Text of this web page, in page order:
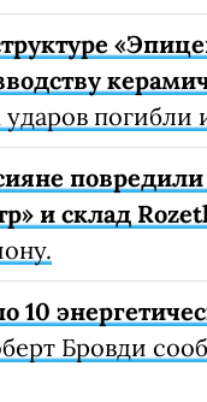
погибли
и склад
10
Бровди